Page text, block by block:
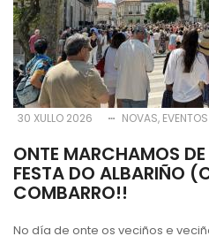
30 XULLO 2026 NOVAS EVENTOS
ONTE MARCHAMOS
FESTA DO ALBARIÑO
COMBARRO!!
No día de onte os veciños e